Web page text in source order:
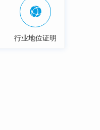
行业地位证明